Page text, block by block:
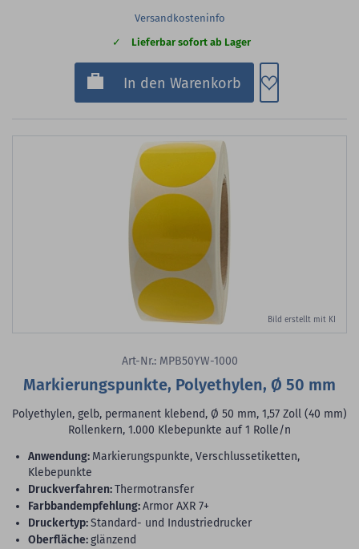
Versandkosteninfo
Lieferbar sofort ab Lager
In den Warenkorb Zum
Bild erstellt mit KI
Art-Nr.: MPB50YW-1000
Markierungspunkte, Polyethylen, Ø 50 mm
Polyethylen, gelb, permanent klebend, Ø 50 mm, 1,57 Zoll (40 mm)
Rollenkern, 1.000 Klebepunkte auf 1 Rolle/n
Anwendung: Markierungspunkte, Verschlussetiketten,
Klebepunkte
Druckverfahren:Thermotransfer
Farbbandempfehlung:Armor AXR 7+
Druckertyp:Standard- und Industriedrucker
Oberfläche:glänzend